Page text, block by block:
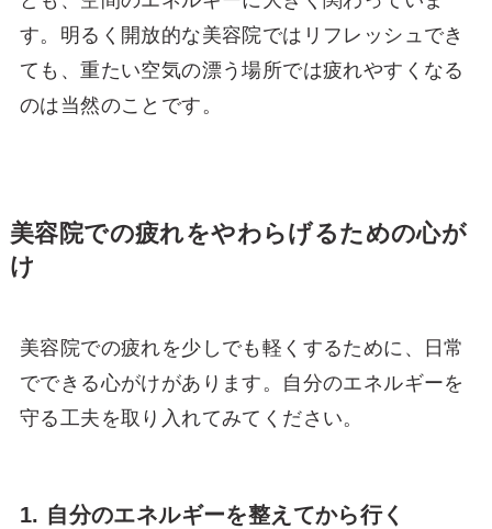
す。明るく開放的な美容院ではリフレッシュでき
ても、重たい空気の漂う場所では疲れやすくなる
のは当然のことです。
美容院での疲れをやわらげるための心が
け
美容院での疲れを少しでも軽くするために、日常
でできる心がけがあります。自分のエネルギーを
守る工夫を取り入れてみてください。
1. 自分のエネルギーを整えてから行く